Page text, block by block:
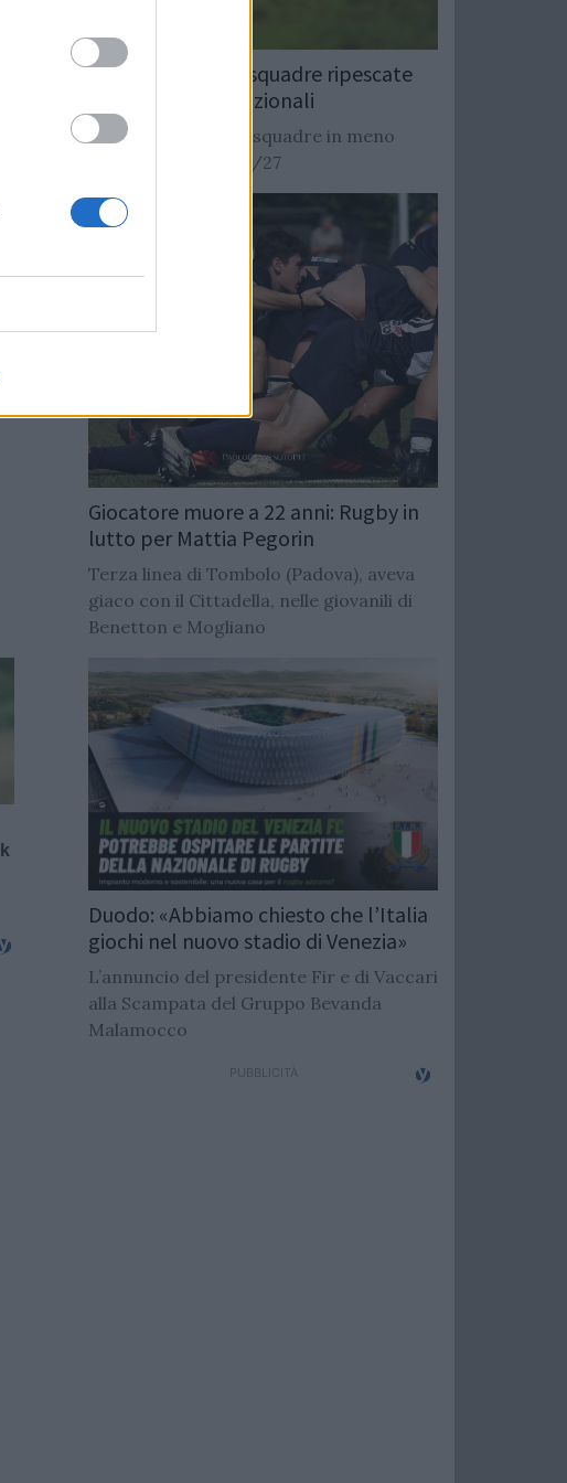
Rugby: Record di squadre ripescate
nei campionati nazionali
Si stimano oltre 20 squadre in meno
dalla stagione 2026/27
Giocatore muore a 22 anni: Rugby in
lutto per Mattia Pegorin
Terza linea di Tombolo (Padova), aveva
giaco con il Cittadella, nelle giovanili di
Benetton e Mogliano
Duodo: «Abbiamo chiesto che l’Italia
giochi nel nuovo stadio di Venezia»
L’annuncio del presidente Fir e di Vaccari
alla Scampata del Gruppo Bevanda
Malamocco